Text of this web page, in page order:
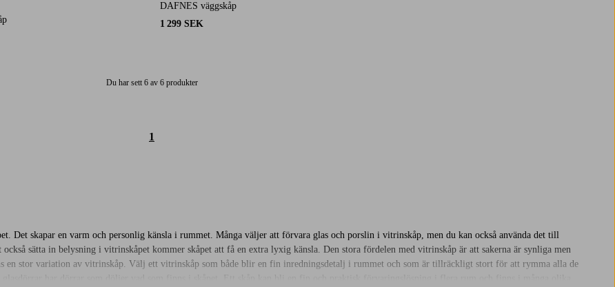
st betyg
DAFNES väggskåp
1 299 SEK
Du har sett 6 av 6 produkter
1
Det skapar en varm och personlig känsla i rummet. Många väljer att förvara glas och porslin i vitrinskåp, men du kan också använda det till
sätta in belysning i vitrinskåpet kommer skåpet att få en extra lyxig känsla. Den stora fördelen med vitrinskåp är att sakerna är synliga men
en stor variation av vitrinskåp. Välj ett vitrinskåp som både blir en fin inredningsdetalj i rummet och som är tillräckligt stort för att rymma alla de